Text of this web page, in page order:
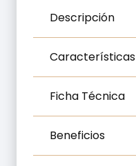
110VAC
Descripción
Características
Ficha Técnica
Beneficios